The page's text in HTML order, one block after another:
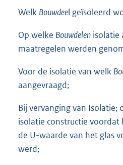
Welk Bouwdeel geïsoleerd
Op welke Bouwdelen isolatie
maatregelen werden
Voor de isolatie van welk
aangevraagd;
Bij vervanging van Isolatie;
isolatie constructie
de U-waarde van het glas
werd;